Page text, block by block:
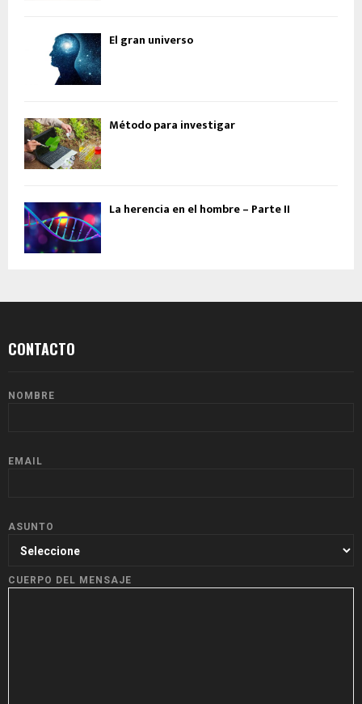
El gran universo
Método para investigar
La herencia en el hombre – Parte II
CONTACTO
NOMBRE
EMAIL
ASUNTO
CUERPO DEL MENSAJE